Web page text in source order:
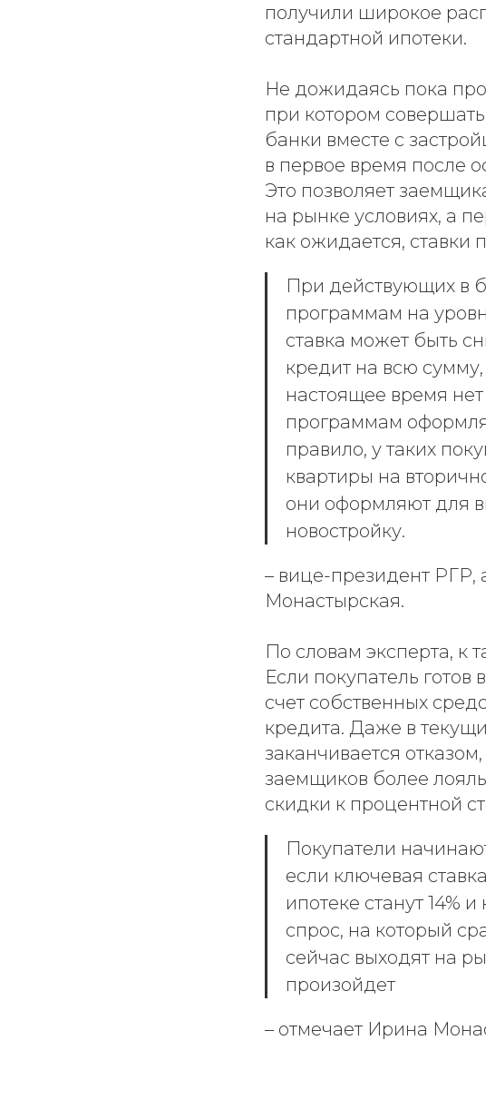
получили широкое
стандартной ипотеки.
Не дожидаясь пока
при котором
банки вместе с
в первое время после
Это позволяет
на рынке условиях, а
как ожидается, ставки
При действующих в
программам на
ставка может быть
кредит на всю
настоящее время
программам
правило, у таких
квартиры на
они оформляют для
новостройку.
– вице-президент РГР,
Монастырская.
По словам эксперта, к
Если покупатель готов
счет собственных
кредита. Даже в
заканчивается
заемщиков более
скидки к процентной
Покупатели
если ключевая
ипотеке станут
спрос, на который
сейчас выходят на
произойдет
– отмечает Ирина